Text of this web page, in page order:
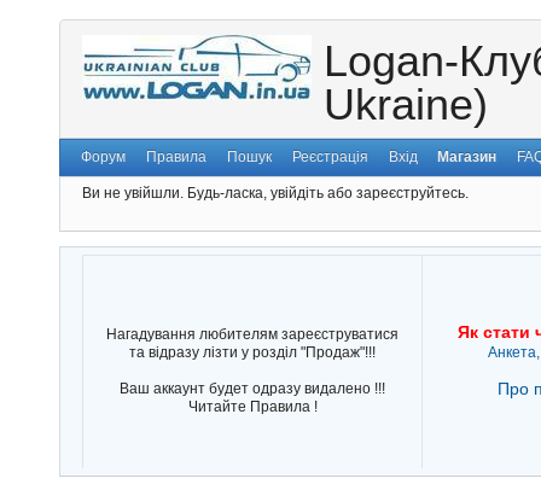
Logan-
Ukraine)
Форум Правила Пошук Реєстрація Вхід Магазин
Ви не увійшли. Будь-ласка, увійдіть або зареєструйтесь.
Нагадування любителям зареєструватися
та відразу лізти у розділ "Продаж"!!!
Ваш аккаунт будет одразу видалено !!!
Читайте Правила !
Як стати
Про